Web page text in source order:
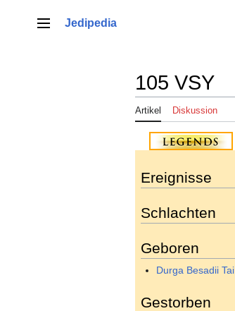
springenHauptmenü
Jedipedia
105 VSY
Artikel Diskussion
Ereignisse
Schlachten
Geboren
Durga Besadii Tai
Gestorben